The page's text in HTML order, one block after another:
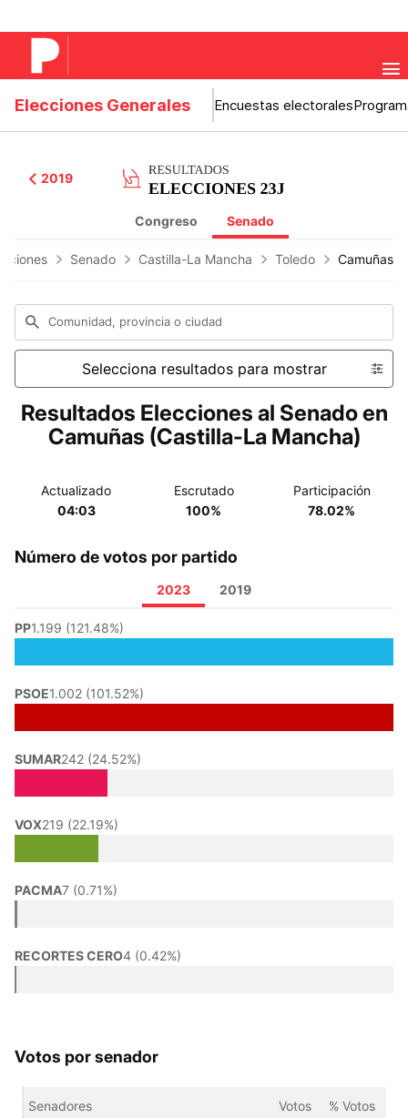
Elecciones Generales Encuestas electorales
2019
Congreso Senado
Senado Castilla-La Mancha Toledo Camuñas
Comunidad, provincia o ciudad
Selecciona resultados para mostrar
Resultados Elecciones al Senado en
Camuñas (Castilla-La Mancha)
Actualizado
04:03
Escrutado
100%
Participación
78.02%
Número de votos por partido
2023 2019
PP1.199 (121.48%)
PSOE1.002 (101.52%)
SUMAR242 (24.52%)
VOX219 (22.19%)
PACMA7 (0.71%)
RECORTES CERO4 (0.42%)
Votos por senador
Senadores Votos % Votos